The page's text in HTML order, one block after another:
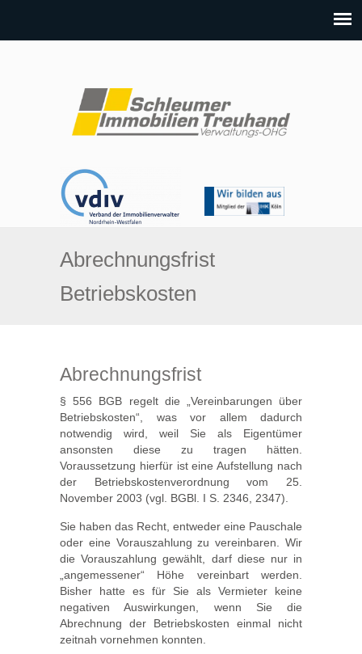
Abrechnungsfrist
Betriebskosten
Abrechnungsfrist
§ 556 BGB regelt die „Vereinbarungen über
Betriebskosten“, was vor allem dadurch
notwendig wird, weil Sie als Eigentümer
ansonsten diese zu tragen hätten.
Voraussetzung hierfür ist eine Aufstellung nach
der Betriebskostenverordnung vom 25.
November 2003 (vgl. BGBl. I S. 2346, 2347).
Sie haben das Recht, entweder eine Pauschale
oder eine Vorauszahlung zu vereinbaren. Wir
die Vorauszahlung gewählt, darf diese nur in
„angemessener“ Höhe vereinbart werden.
Bisher hatte es für Sie als Vermieter keine
negativen Auswirkungen, wenn Sie die
Abrechnung der Betriebskosten einmal nicht
zeitnah vornehmen konnten.